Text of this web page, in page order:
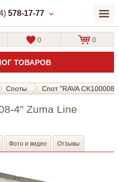
578-17-77
ТОВАРОВ
0 0
Споты Спот "RAVA
4" Zuma Line
Фото и видео Отзывы